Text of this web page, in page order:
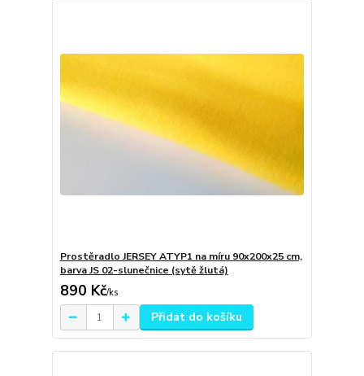
Prostěradlo JERSEY ATYP1 na míru 90x200x25 cm,
barva JS 02-slunečnice (sytě žlutá)
890 Kč/ks
Přidat do košíku